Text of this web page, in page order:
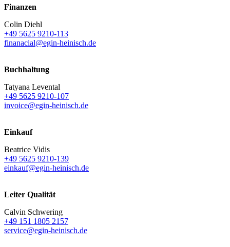
Finanzen
Colin Diehl
+49 5625 9210-113
finanacial@egin-heinisch.de
Buchhaltung
Tatyana Levental
+49 5625 9210-107
invoice@egin-heinisch.de
Einkauf
Beatrice Vidis
+49 5625 9210-139
einkauf@egin-heinisch.de
Leiter Qualität
Calvin Schwering
+49 151 1805 2157
service@egin-heinisch.de